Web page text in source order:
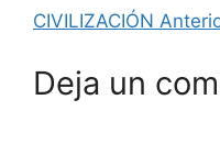
CIVILIZACIÓN
Deja un